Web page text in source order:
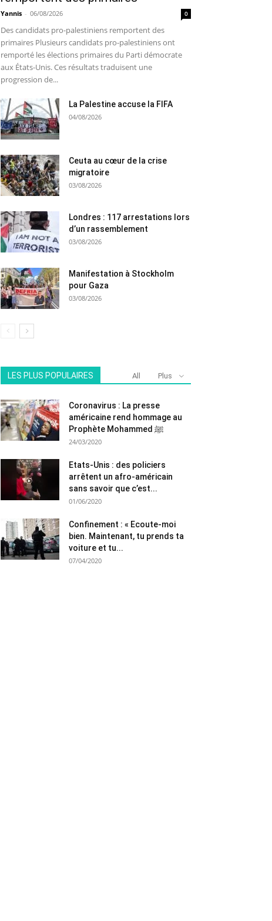
Yannis - 06/08/2026 0
Des candidats pro-palestiniens remportent des
primaires Plusieurs candidats pro-palestiniens ont
remporté les élections primaires du Parti démocrate
aux États-Unis. Ces résultats traduisent une
progression de...
La Palestine accuse la FIFA
04/08/2026
Ceuta au cœur de la crise
migratoire
03/08/2026
Londres : 117 arrestations lors
d’un rassemblement
03/08/2026
Manifestation à Stockholm
pour Gaza
03/08/2026
LES PLUS POPULAIRES All Plus
Coronavirus : La presse
américaine rend hommage au
Prophète Mohammed ﷺ
24/03/2020
Etats-Unis : des policiers
arrêtent un afro-américain
sans savoir que c’est...
01/06/2020
Confinement : « Ecoute-moi
bien. Maintenant, tu prends ta
voiture et tu...
07/04/2020